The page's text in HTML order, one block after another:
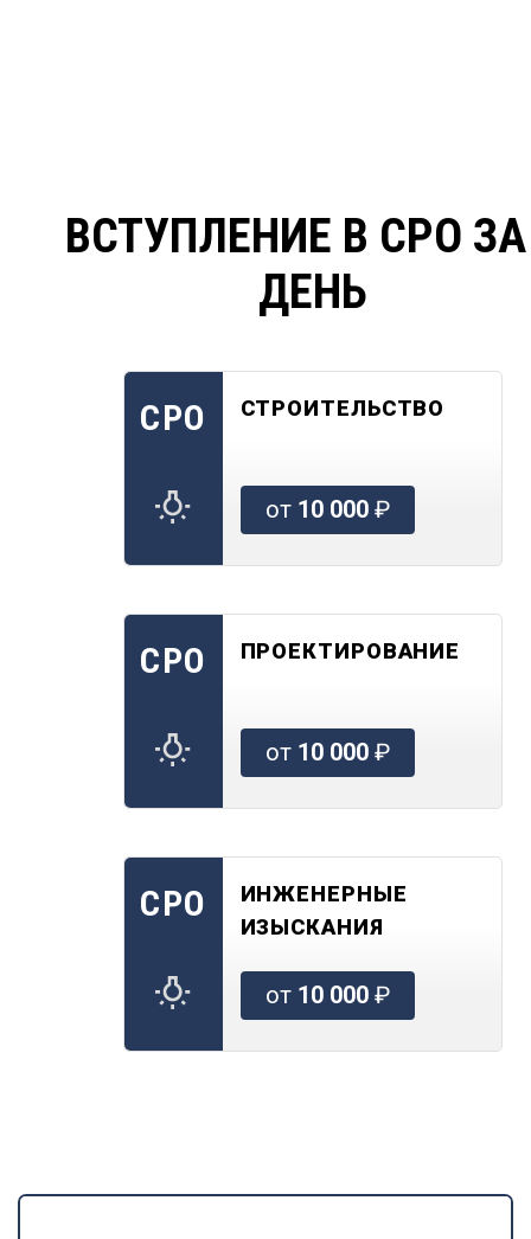
ВСТУПЛЕНИЕ В СРО
ДЕНЬ
СРО СТРОИТЕЛЬСТВО
от 10 000₽
СРО ПРОЕКТИРОВАНИЕ
от 10 000₽
СРО
ИНЖЕНЕРНЫЕ
ИЗЫСКАНИЯ
от 10 000₽